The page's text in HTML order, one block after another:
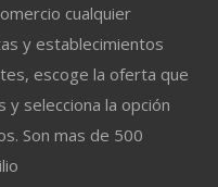
cualquier
y establecimientos
escoge la oferta que
selecciona la opción
Son mas de 500